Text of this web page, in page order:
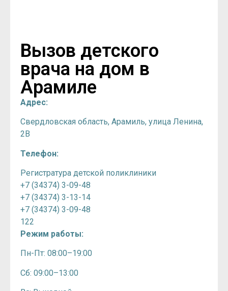
Вызов детского
врача на дом в
Арамиле
Адрес:
Свердловская область, Арамиль, улица Ленина,
2В
Телефон:
Регистратура детской поликлиники
+7 (34374) 3-09-48
+7 (34374) 3-13-14
+7 (34374) 3-09-48
122
Режим работы:
Пн-Пт: 08:00–19:00
Сб: 09:00–13:00